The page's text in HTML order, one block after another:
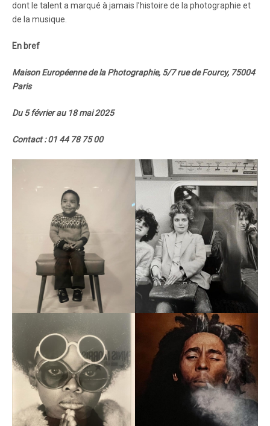
dont le talent a marqué à jamais l’histoire de la photographie et
de la musique.
En bref
Maison Européenne de la Photographie, 5/7 rue de Fourcy, 75004
Paris
Du 5 février au 18 mai 2025
Contact : 01 44 78 75 00